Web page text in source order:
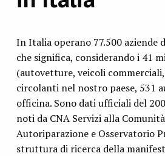
In Italia operano 77.500 aziende
che significa, considerando i 41
(autovetture, veicoli
circolanti nel nostro paese, 531
officina. Sono dati ufficiali del
noti da CNA Servizi alla
Autoriparazione e Osservatorio
struttura di ricerca della